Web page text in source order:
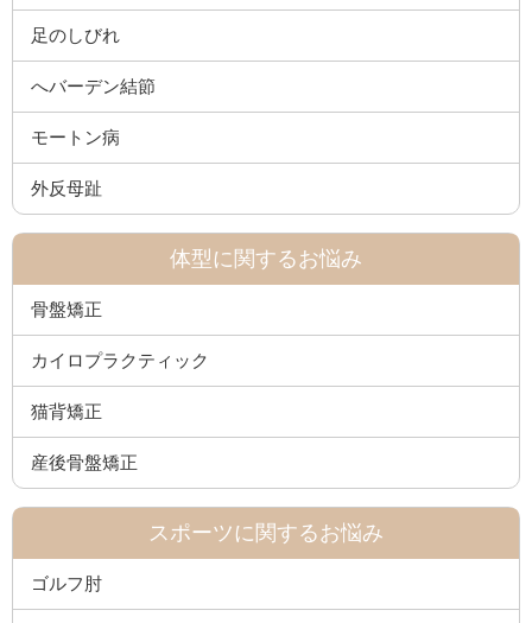
足のしびれ
へバーデン結節
モートン病
外反母趾
体型に関するお悩み
骨盤矯正
カイロプラクティック
猫背矯正
産後骨盤矯正
スポーツに関するお悩み
ゴルフ肘